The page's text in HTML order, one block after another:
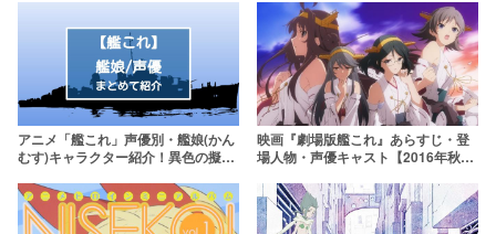
アニメ「艦これ」声優別・艦娘(かん
むす)キャラクター紹介！異色の擬人
映画『劇場版艦これ』あらすじ・登
場人物・声優キャスト【2016年秋公